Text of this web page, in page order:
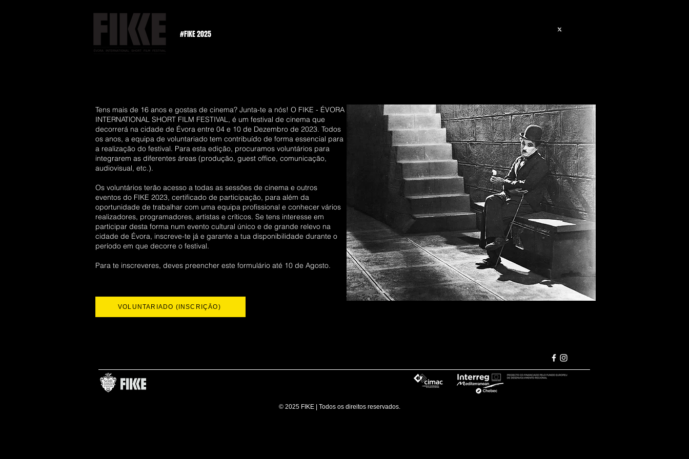
#FIKE 2025
Tens mais de 16 anos e gostas de cinema? Junta-te a nós! O FIKE - ÉVORA
INTERNATlONAL SHORT FILM FESTIVAL, é um festival de cinema que
decorrerá na cidade de Évora entre 04 e 10 de Dezembro de 2023. Todos
os anos, a equipa de voluntariado tem contribuído de forma essencial para
a realização do festival. Para esta edição, procuramos voluntários para
integrarem as diferentes áreas (produção, guest office, comunicação,
audiovisual, etc.).
Os voluntários terão acesso a todas as sessões de cinema e outros
eventos do FIKE 2023, certificado de participação, para além da
oportunidade de trabalhar com uma equipa profissional e conhecer vários
realizadores, programadores, artistas e críticos. Se tens interesse em
participar desta forma num evento cultural único e de grande relevo na
cidade de Évora, inscreve-te já e garante a tua disponibilidade durante o
período em que decorre o festival.
Para te inscreveres, deves preencher este formulário até 10 de Agosto.
VOLUNTARIADO (INSCRIÇÃO)
© 2025 FIKE | Todos os direitos reservados.